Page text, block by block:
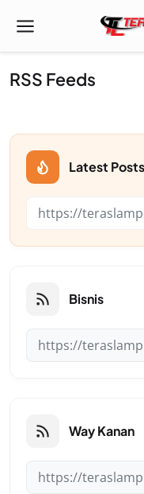
RSS Feeds
Latest Posts
Bisnis
Way Kanan